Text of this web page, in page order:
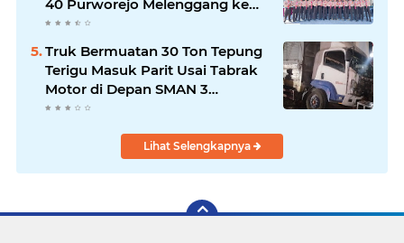
40 Purworejo Melenggang ke
Jamnas Cibubur
Truk Bermuatan 30 Ton Tepung
Terigu Masuk Parit Usai Tabrak
Motor di Depan SMAN 3
Purworejo, Satu Orang Tewas
Lihat Selengkapnya